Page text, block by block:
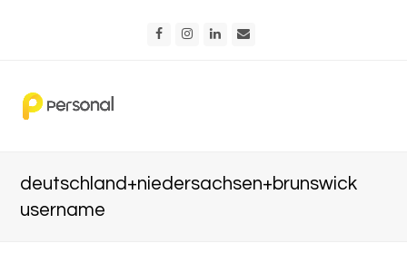
FacebookInstagram
LinkedIn
deutschland+niedersachsen+brunswick
username